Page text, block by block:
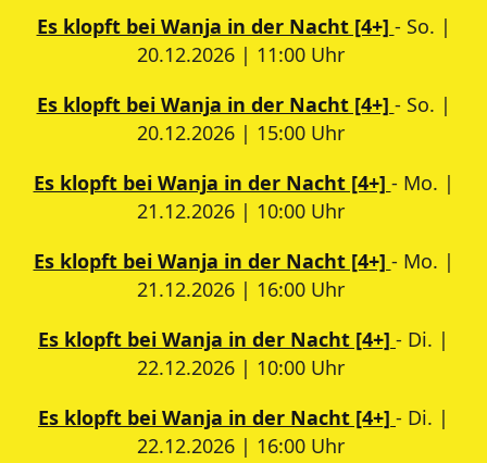
Es klopft bei Wanja in der Nacht [4+] - So. |
20.12.2026 | 11:00 Uhr
Es klopft bei Wanja in der Nacht [4+] - So. |
20.12.2026 | 15:00 Uhr
Es klopft bei Wanja in der Nacht [4+] - Mo. |
21.12.2026 | 10:00 Uhr
Es klopft bei Wanja in der Nacht [4+] - Mo. |
21.12.2026 | 16:00 Uhr
Es klopft bei Wanja in der Nacht [4+] - Di. |
22.12.2026 | 10:00 Uhr
Es klopft bei Wanja in der Nacht [4+] - Di. |
22.12.2026 | 16:00 Uhr